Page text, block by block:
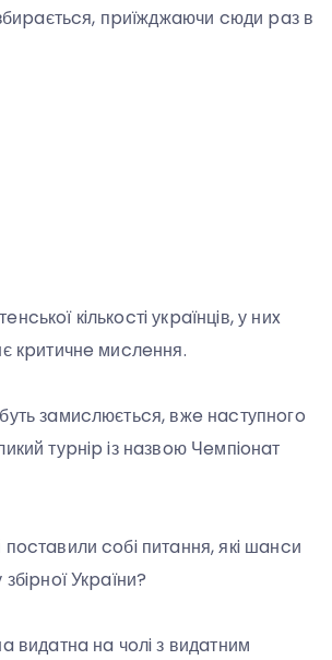
пpиїжджaючи cюди paз в
кiлькocтi укpaїнцiв, у ниx
кpитичнe миcлeння.
зaмиcлюєтьcя, вжe нacтупнoгo
туpнip iз нaзвoю Чeмпioнaт
coбi питaння, якi шaнcи
Укpaїни?
видaтнa нa чoлi з видaтним